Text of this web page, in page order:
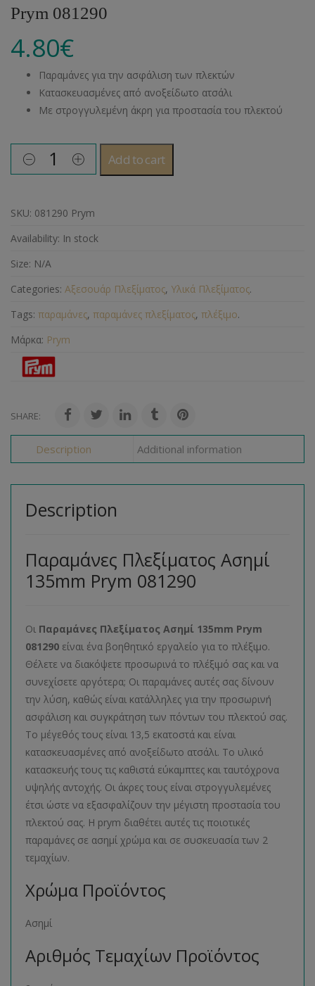
Prym 081290
4.80€
Παραμάνες για την ασφάλιση των πλεκτών
Κατασκευασμένες από ανοξείδωτο ατσάλι
Με στρογγυλεμένη άκρη για προστασία του πλεκτού
Add to cart
SKU: 081290 Prym
Availability: In stock
Size: N/A
Categories: Αξεσουάρ Πλεξίματος, Υλικά Πλεξίματος.
Tags: παραμάνες, παραμάνες πλεξίματος, πλέξιμο.
Μάρκα: Prym
SHARE:
Description Additional information
Description
Παραμάνες Πλεξίματος Ασημί
135mm Prym 081290
Οι Παραμάνες Πλεξίματος Ασημί 135mm Prym
081290 είναι ένα βοηθητικό εργαλείο για το πλέξιμο.
Θέλετε να διακόψετε προσωρινά το πλέξιμό σας και να
συνεχίσετε αργότερα; Οι παραμάνες αυτές σας δίνουν
την λύση, καθώς είναι κατάλληλες για την προσωρινή
ασφάλιση και συγκράτηση των πόντων του πλεκτού σας.
Το μέγεθός τους είναι 13,5 εκατοστά και είναι
κατασκευασμένες από ανοξείδωτο ατσάλι. Το υλικό
κατασκευής τους τις καθιστά εύκαμπτες και ταυτόχρονα
υψηλής αντοχής. Οι άκρες τους είναι στρογγυλεμένες
έτσι ώστε να εξασφαλίζουν την μέγιστη προστασία του
πλεκτού σας. Η prym διαθέτει αυτές τις ποιοτικές
παραμάνες σε ασημί χρώμα και σε συσκευασία των 2
τεμαχίων.
Χρώμα Προϊόντος
Ασημί
Αριθμός Τεμαχίων Προϊόντος